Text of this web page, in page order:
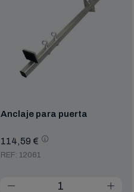
Anclaje para puerta
114,59 €
REF: 12061